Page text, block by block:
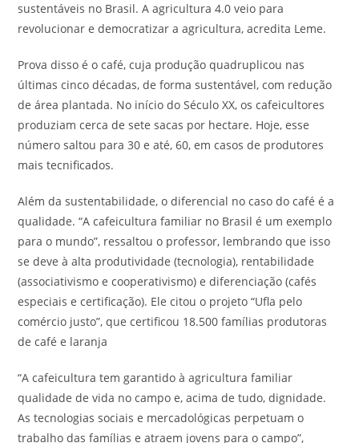
sustentáveis no Brasil. A agricultura 4.0 veio para
revolucionar e democratizar a agricultura, acredita Leme.
Prova disso é o café, cuja produção quadruplicou nas
últimas cinco décadas, de forma sustentável, com redução
de área plantada. No início do Século XX, os cafeicultores
produziam cerca de sete sacas por hectare. Hoje, esse
número saltou para 30 e até, 60, em casos de produtores
mais tecnificados.
Além da sustentabilidade, o diferencial no caso do café é a
qualidade. “A cafeicultura familiar no Brasil é um exemplo
para o mundo”, ressaltou o professor, lembrando que isso
se deve à alta produtividade (tecnologia), rentabilidade
(associativismo e cooperativismo) e diferenciação (cafés
especiais e certificação). Ele citou o projeto “Ufla pelo
comércio justo”, que certificou 18.500 famílias produtoras
de café e laranja
“A cafeicultura tem garantido à agricultura familiar
qualidade de vida no campo e, acima de tudo, dignidade.
As tecnologias sociais e mercadológicas perpetuam o
trabalho das famílias e atraem jovens para o campo”,